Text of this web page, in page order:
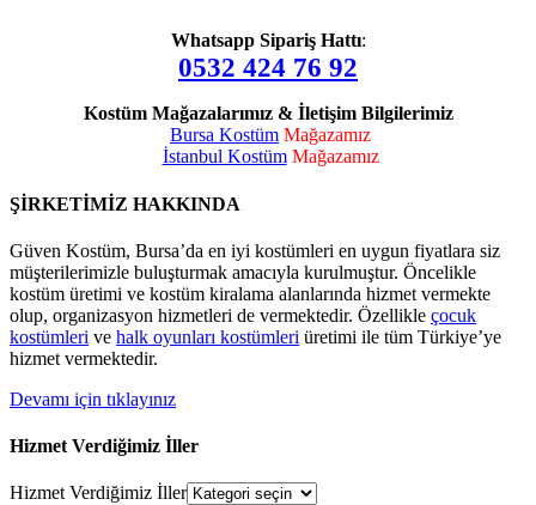
Whatsapp Sipariş Hattı:
0532 424 76 92
Kostüm Mağazalarımız & İletişim Bilgilerimiz
Bursa Kostüm Mağazamız
İstanbul Kostüm Mağazamız
ŞİRKETİMİZ HAKKINDA
Güven Kostüm, Bursa’da en iyi kostümleri en uygun fiyatlara siz
müşterilerimizle buluşturmak amacıyla kurulmuştur. Öncelikle
kostüm üretimi ve kostüm kiralama alanlarında hizmet vermekte
olup, organizasyon hizmetleri de vermektedir. Özellikle çocuk
kostümleri ve halk oyunları kostümleri üretimi ile tüm Türkiye’ye
hizmet vermektedir.
Devamı için tıklayınız
Hizmet Verdiğimiz İller
Hizmet Verdiğimiz İller